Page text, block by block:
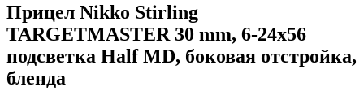
Прицел Nikko Stirling
TARGETMASTER 30 mm, 6-24x56
подсветка Half MD, боковая отстройка,
бленда